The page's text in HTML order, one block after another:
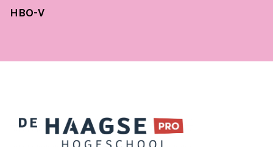
HBO-V